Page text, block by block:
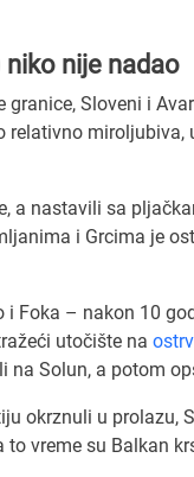
nije nadao
granice, Sloveni i
a nastavili sa
i Grcima je
i Foka – nakon 10
utočište na
na Solun, a potom
okrznuli u prolazu,
to vreme su Balkan